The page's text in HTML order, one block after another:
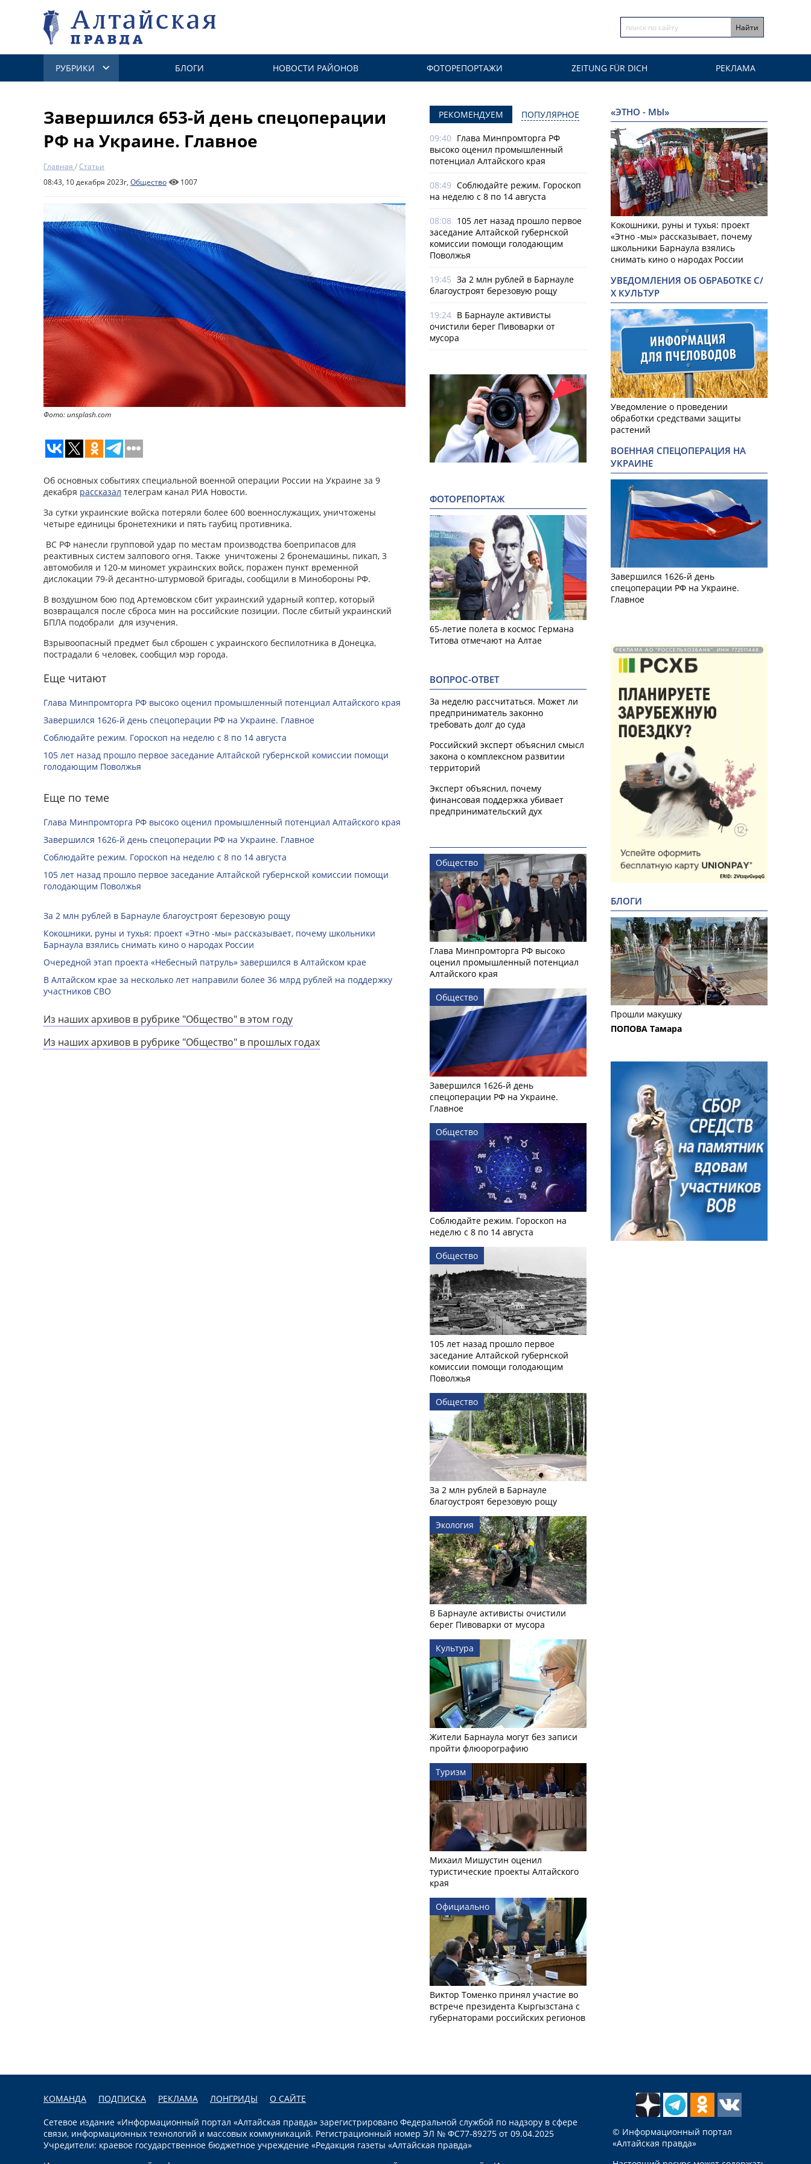
РУБРИКИ БЛОГИ НОВОСТИ РАЙОНОВ ФОТОРЕПОРТАЖИ ZEITUNG FÜR DICH РЕКЛАМА
Завершился 653-й день спецоперации
РФ на Украине. Главное
Главная /Статьи
08:43, 10 декабря 2023г, Общество 1007
Фото: unsplash.com
Об основных событиях специальной военной операции России на Украине за 9
декабря рассказал телеграм канал РИА Новости.
За сутки украинские войска потеряли более 600 военнослужащих, уничтожены
четыре единицы бронетехники и пять гаубиц противника.
ВС РФ нанесли групповой удар по местам производства боеприпасов для
реактивных систем залпового огня. Также уничтожены 2 бронемашины, пикап, 3
автомобиля и 120-м миномет украинских войск, поражен пункт временной
дислокации 79-й десантно-штурмовой бригады, сообщили в Минобороны РФ.
В воздушном бою под Артемовском сбит украинский ударный коптер, который
возвращался после сброса мин на российские позиции. После сбитый украинский
БПЛА подобрали для изучения.
Взрывоопасный предмет был сброшен с украинского беспилотника в Донецка,
пострадали 6 человек, сообщил мэр города.
Еще читают
Глава Минпромторга РФ высоко оценил промышленный потенциал Алтайского края
Завершился 1626-й день спецоперации РФ на Украине. Главное
Соблюдайте режим. Гороскоп на неделю с 8 по 14 августа
105 лет назад прошло первое заседание Алтайской губернской комиссии помощи
голодающим Поволжья
Еще по теме
Глава Минпромторга РФ высоко оценил промышленный потенциал Алтайского края
Завершился 1626-й день спецоперации РФ на Украине. Главное
Соблюдайте режим. Гороскоп на неделю с 8 по 14 августа
105 лет назад прошло первое заседание Алтайской губернской комиссии помощи
голодающим Поволжья
За 2 млн рублей в Барнауле благоустроят березовую рощу
Кокошники, руны и тухья: проект «Этно -мы» рассказывает, почему школьники
Барнаула взялись снимать кино о народах России
Очередной этап проекта «Небесный патруль» завершился в Алтайском крае
В Алтайском крае за несколько лет направили более 36 млрд рублей на поддержку
участников СВО
Из наших архивов в рубрике "Общество" в этом году
Из наших архивов в рубрике "Общество" в прошлых годах
РЕКОМЕНДУЕМ ПОПУЛЯРНОЕ
09:40 Глава Минпромторга РФ
высоко оценил промышленный
потенциал Алтайского края
08:49 Соблюдайте режим. Гороскоп
на неделю с 8 по 14 августа
08:08 105 лет назад прошло первое
заседание Алтайской губернской
комиссии помощи голодающим
Поволжья
19:45 За 2 млн рублей в Барнауле
благоустроят березовую рощу
19:24 В Барнауле активисты
очистили берег Пивоварки от
мусора
ФОТОРЕПОРТАЖ
65-летие полета в космос Германа
Титова отмечают на Алтае
ВОПРОС-ОТВЕТ
За неделю рассчитаться. Может ли
предприниматель законно
требовать долг до суда
Российский эксперт объяснил смысл
закона о комплексном развитии
территорий
Эксперт объяснил, почему
финансовая поддержка убивает
предпринимательский дух
Общество
Глава Минпромторга РФ высоко
оценил промышленный потенциал
Алтайского края
Общество
Завершился 1626-й день
спецоперации РФ на Украине.
Главное
Общество
Соблюдайте режим. Гороскоп на
неделю с 8 по 14 августа
Общество
105 лет назад прошло первое
заседание Алтайской губернской
комиссии помощи голодающим
Поволжья
Общество
За 2 млн рублей в Барнауле
благоустроят березовую рощу
Экология
В Барнауле активисты очистили
берег Пивоварки от мусора
Культура
Жители Барнаула могут без записи
пройти флюорографию
Туризм
Михаил Мишустин оценил
туристические проекты Алтайского
края
Официально
Виктор Томенко принял участие во
встрече президента Кыргызстана с
губернаторами российских регионов
«ЭТНО - МЫ»
Кокошники, руны и тухья: проект
«Этно -мы» рассказывает, почему
школьники Барнаула взялись
снимать кино о народах России
УВЕДОМЛЕНИЯ ОБ ОБРАБОТКЕ С/
Х КУЛЬТУР
Уведомление о проведении
обработки средствами защиты
растений
ВОЕННАЯ СПЕЦОПЕРАЦИЯ НА
УКРАИНЕ
Завершился 1626-й день
спецоперации РФ на Украине.
Главное
РЕКЛАМА АО "РОССЕЛЬХОЗБАНК". ИНН 772511448.
БЛОГИ
Прошли макушку
ПОПОВА Тамара
КОМАНДА ПОДПИСКА РЕКЛАМА ЛОНГРИДЫ О САЙТЕ
Сетевое издание «Информационный портал «Алтайская правда» зарегистрировано Федеральной службой по надзору в сфере
связи, информационных технологий и массовых коммуникаций. Регистрационный номер ЭЛ № ФС77-89275 от 09.04.2025
Учредители: краевое государственное бюджетное учреждение «Редакция газеты «Алтайская правда»
© Информационный портал
«Алтайская правда»